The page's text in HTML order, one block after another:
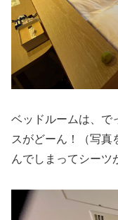
ベッドルームは、で
スがどーん！（写真
んでしまってシー